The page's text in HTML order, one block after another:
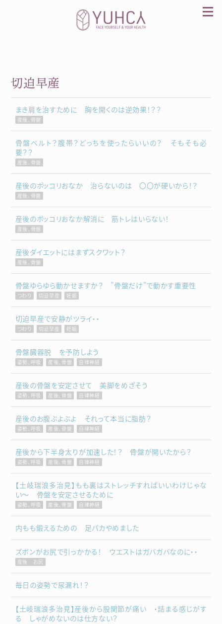
切迫早産
まき肩を治すために 胸を開くのは逆効果！？？
産後、骨盤
骨盤ベルト？腹帯？どっちを使ったらいいの？ そもそも必
要？？
産後、骨盤
産後のポッコリおなか 治らないのは 〇〇が硬いから！？
産後、骨盤
産後のポッコリおなか解消に 筋トレはいらない！
産後、骨盤
産後ダイエットにはまずスクワット？
産後、骨盤
骨盤ゆらゆら動かせますか？ ”骨盤だけ”で動かす重要性
つわり 切迫早産 妊娠
切迫早産で安静がツライ・・
つわり 切迫早産 妊娠
骨盤臓器脱 を予防しよう
姿勢、呼吸 産後、骨盤 自律神経
産後の骨盤を安定させて 美脚をめざそう
姿勢、呼吸 産後、骨盤 自律神経
産後のお腹ぶよぶよ それって本当に脂肪？
姿勢、呼吸 産後、骨盤 自律神経
産後から下半身太りが加速した！？ 骨盤が開いたから？
姿勢、呼吸 産後、骨盤 自律神経
【土岐瑞浪多治見】もも裏はストレッチすればいいわけじゃな
い～ 骨盤を安定させるために
姿勢、呼吸 産後、骨盤 自律神経
内もも鍛えるための 足パカやめました
ズボンがお尻で引っかかる！ ウエストはガバガバなのに・・
産後 お尻
毎日の姿勢で尿漏れ！？
【土岐瑞浪多治見】産後から股関節が痛い ・詰まる感じがす
る しゃがめないのは仕方ない？